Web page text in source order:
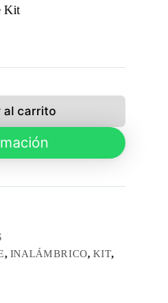
Kit
al carrito
, INALÁMBRICO,KIT,